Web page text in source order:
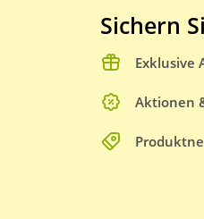
Sichern
Exklusive
Aktionen